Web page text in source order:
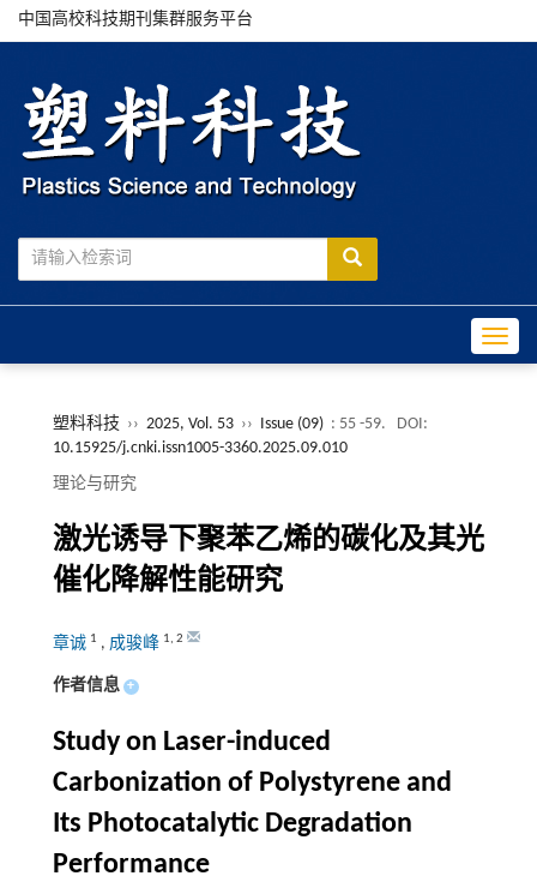
中国高校科技期刊集群服务平台
塑料科技 ›› 2025, Vol. 53 ›› Issue (09) : 55 -59.
DOI:
10.15925/j.cnki.issn1005-3360.2025.09.010
理论与研究
激光诱导下聚苯乙烯的碳化及其光
催化降解性能研究
章诚 1 , 成骏峰 1, 2
作者信息 +
Study on Laser-induced
Carbonization of Polystyrene and
Its Photocatalytic Degradation
Performance